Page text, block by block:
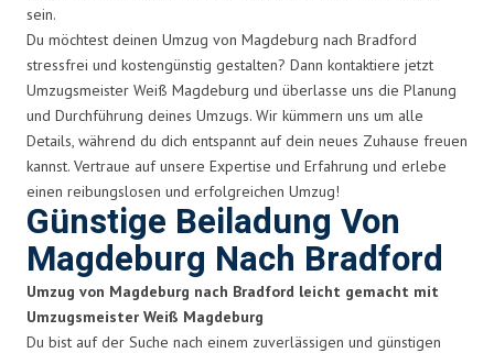
sein.
Du möchtest deinen Umzug von Magdeburg nach Bradford
stressfrei und kostengünstig gestalten? Dann kontaktiere jetzt
Umzugsmeister Weiß Magdeburg und überlasse uns die Planung
und Durchführung deines Umzugs. Wir kümmern uns um alle
Details, während du dich entspannt auf dein neues Zuhause freuen
kannst. Vertraue auf unsere Expertise und Erfahrung und erlebe
einen reibungslosen und erfolgreichen Umzug!
Günstige Beiladung Von
Magdeburg Nach Bradford
Umzug von Magdeburg nach Bradford leicht gemacht mit
Umzugsmeister Weiß Magdeburg
Du bist auf der Suche nach einem zuverlässigen und günstigen